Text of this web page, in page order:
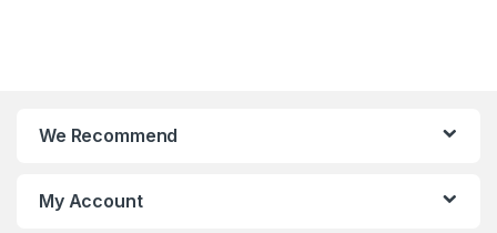
We Recommend
My Account